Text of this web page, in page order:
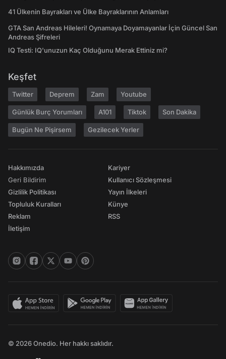
41 Ülkenin Bayrakları ve Ülke Bayraklarının Anlamları
GTA San Andreas Hileleri! Oynamaya Doyamayanlar İçin Güncel San
Andreas Şifreleri
IQ Testi: IQ'unuzun Kaç Olduğunu Merak Ettiniz mi?
Keşfet
Twitter Deprem Zam Youtube
Günlük Burç Yorumları A101 Tiktok Son Dakika
Bugün Ne Pişirsem Gezilecek Yerler
Hakkımızda
Geri Bildirim
Gizlilik Politikası
Topluluk Kuralları
Reklam
İletişim
Kariyer
Kullanıcı Sözleşmesi
Yayın İlkeleri
Künye
RSS
© 2026 Onedio. Her hakkı saklıdır.